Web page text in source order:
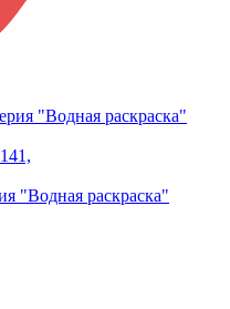
"Водная раскраска"